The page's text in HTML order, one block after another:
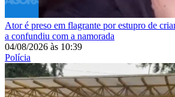
Ator é preso em flagrante por estupro de
a confundiu com a namorada
04/08/2026 às 10:39
Polícia